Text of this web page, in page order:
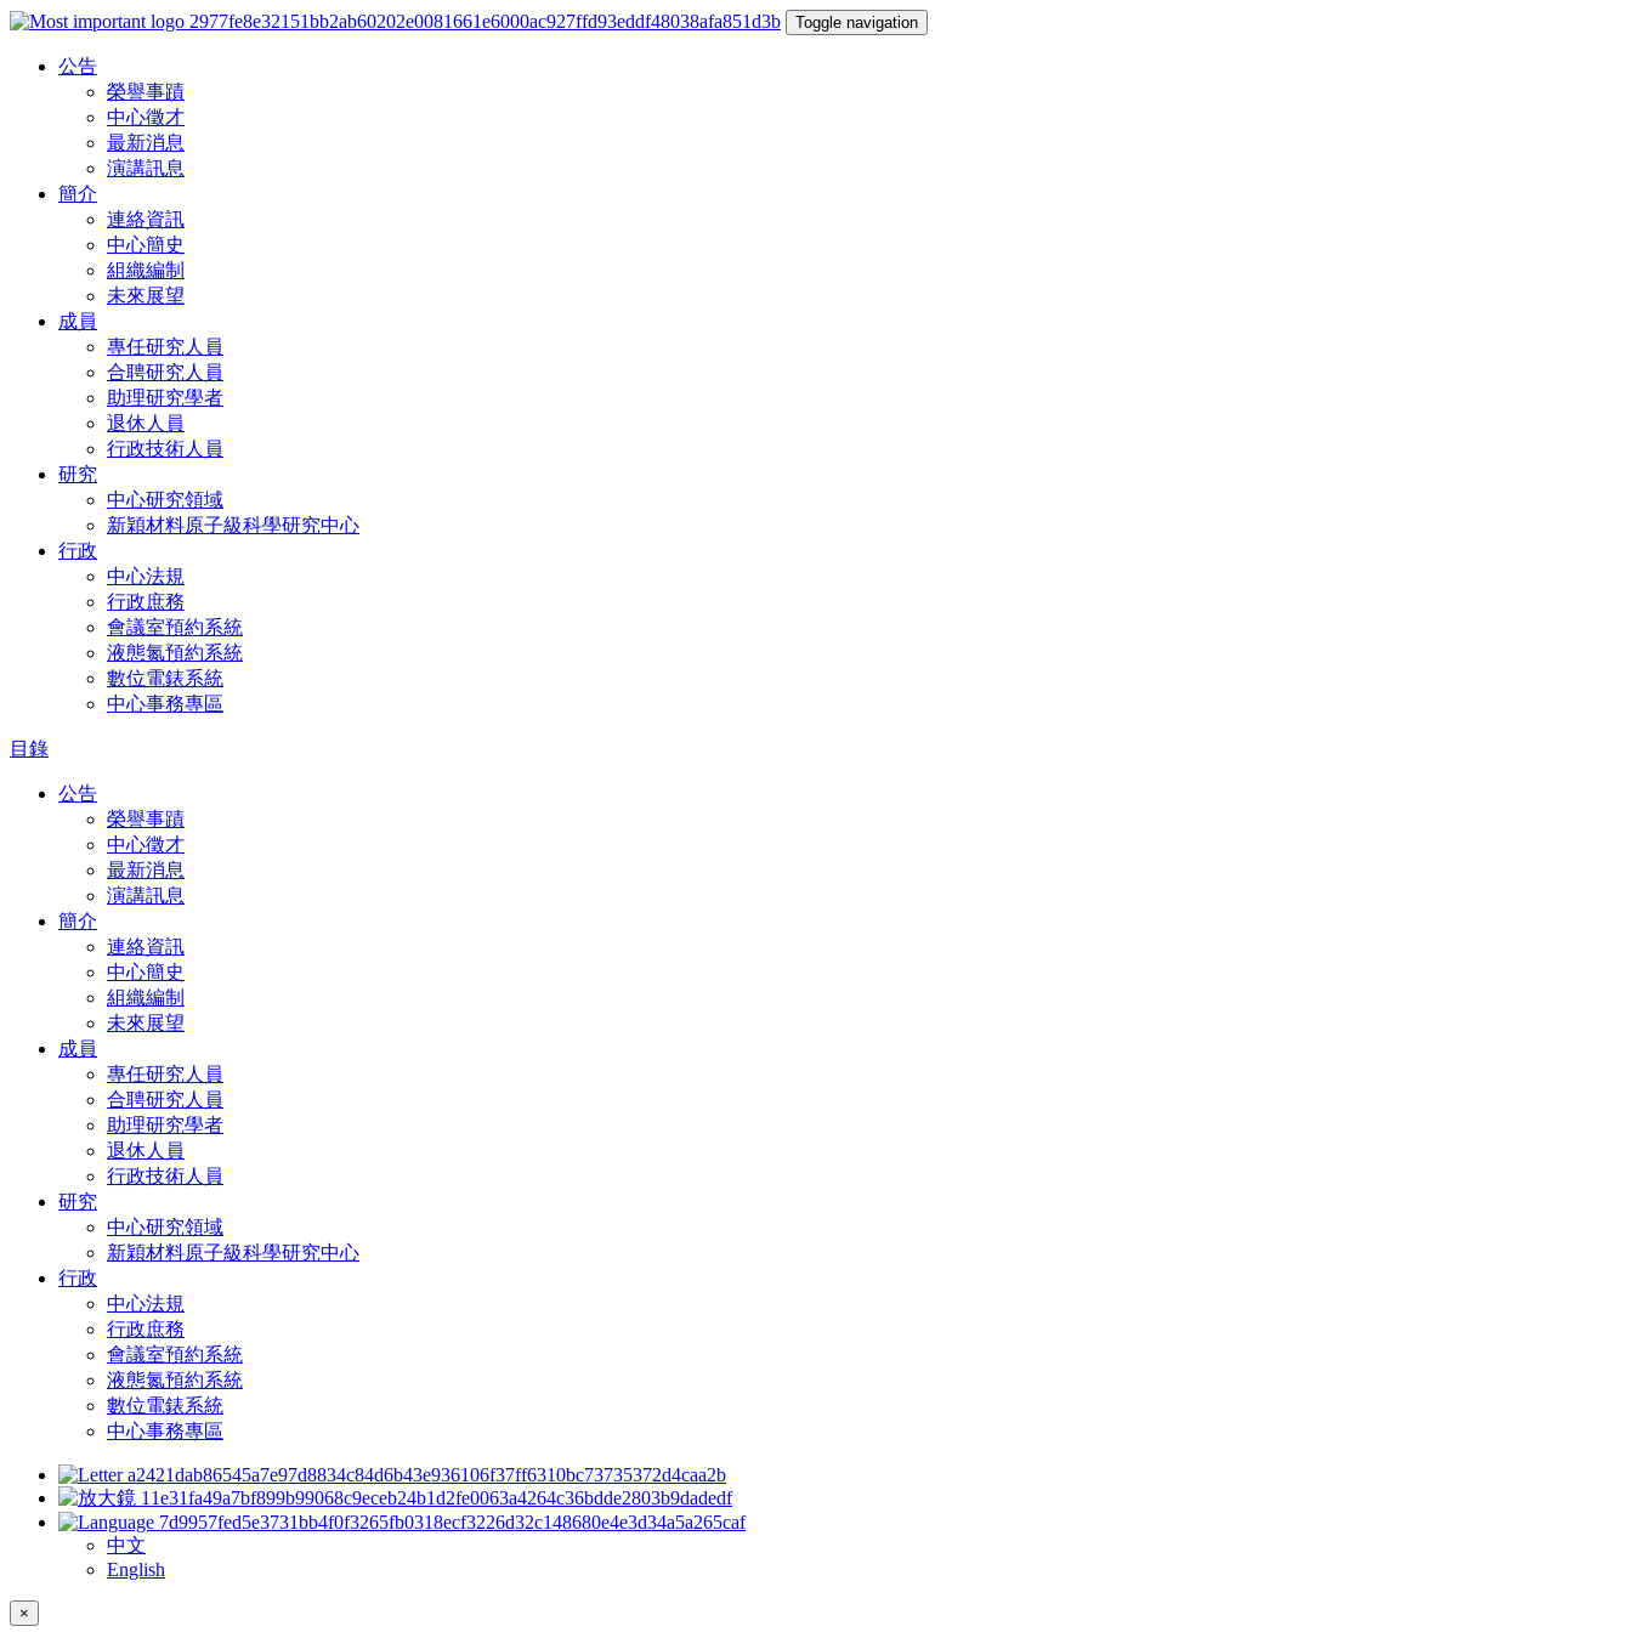
Toggle navigation
公告
榮譽事蹟
中心徵才
最新消息
演講訊息
簡介
連絡資訊
中心簡史
組織編制
未來展望
成員
專任研究人員
合聘研究人員
助理研究學者
退休人員
行政技術人員
研究
中心研究領域
新穎材料原子級科學研究中心
行政
中心法規
行政庶務
會議室預約系統
液態氮預約系統
數位電錶系統
中心事務專區
目錄
公告
榮譽事蹟
中心徵才
最新消息
演講訊息
簡介
連絡資訊
中心簡史
組織編制
未來展望
成員
專任研究人員
合聘研究人員
助理研究學者
退休人員
行政技術人員
研究
中心研究領域
新穎材料原子級科學研究中心
行政
中心法規
行政庶務
會議室預約系統
液態氮預約系統
數位電錶系統
中心事務專區
中文
English
×